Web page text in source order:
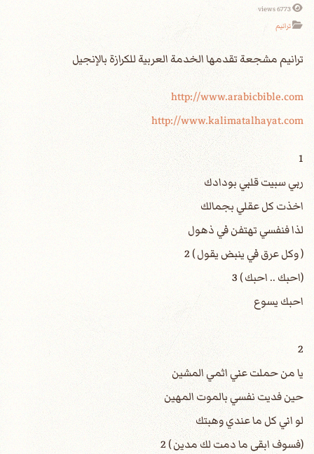
6773 views
ترانيم
http://www.arabicbible.com
http://www.kalimatalhayat.com
1
ربي سبيت قلبي بودادك
اخذت كل عقلي بجمالك
لذا فنفسي تهتفن في ذهول
( وكل عرق في ينبض يقول ) 2
(احبك .. احبك ) 3
احبك يسوع
2
يا من حملت عني اثمي المشين
حين فديت نفسي بالموت المهين
لو اني كل ما عندي وهبتك
(فسوف ابقى ما دمت لك مدين ) 2